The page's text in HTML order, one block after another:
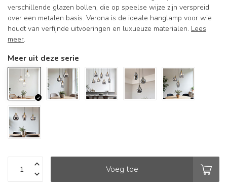
verschillende glazen bollen, die op speelse wijze zijn verspreid
over een metalen basis. Verona is de ideale hanglamp voor wie
houdt van verfijnde uitvoeringen en luxueuze materialen. Lees
meer.
Meer uit deze serie
Voeg toe